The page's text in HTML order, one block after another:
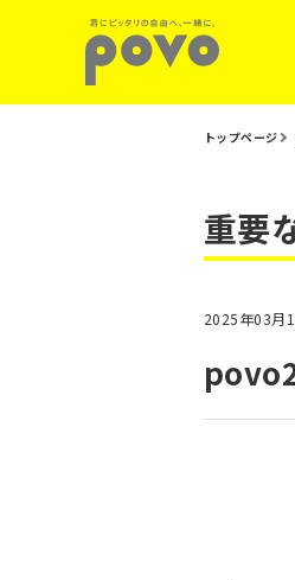
トップページ
重要
2025年03月